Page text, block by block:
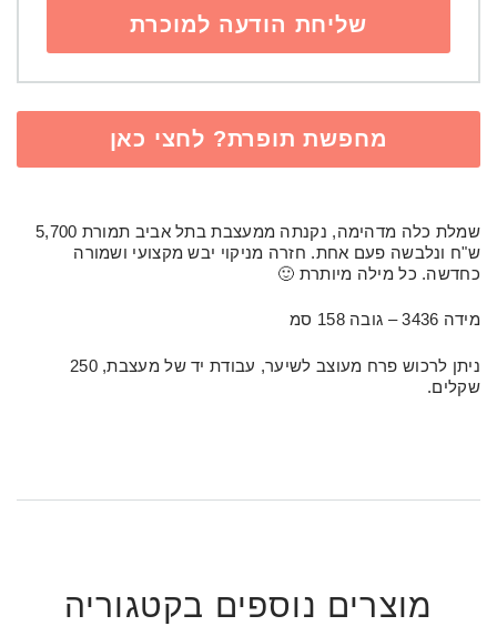
מחפשת תופרת? לחצי כאן
שמלת כלה מדהימה, נקנתה ממעצבת בתל אביב תמורת 5,700
ש"ח ונלבשה פעם אחת. חזרה מניקוי יבש מקצועי ושמורה
כחדשה. כל מילה מיותרת 🙂
מידה 3436 – גובה 158 סמ
ניתן לרכוש פרח מעוצב לשיער, עבודת יד של מעצבת, 250
שקלים.
מוצרים נוספים בקטגוריה